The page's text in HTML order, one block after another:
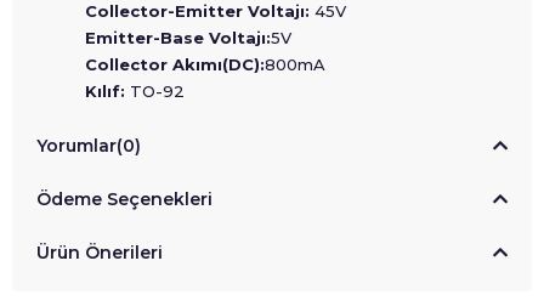
Collector-Emitter Voltajı: 45V
Emitter-Base Voltajı:5V
Collector Akımı(DC):800mA
Kılıf: TO-92
Yorumlar(0)
Ödeme Seçenekleri
Ürün Önerileri